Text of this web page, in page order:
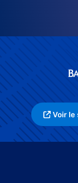
Voir le